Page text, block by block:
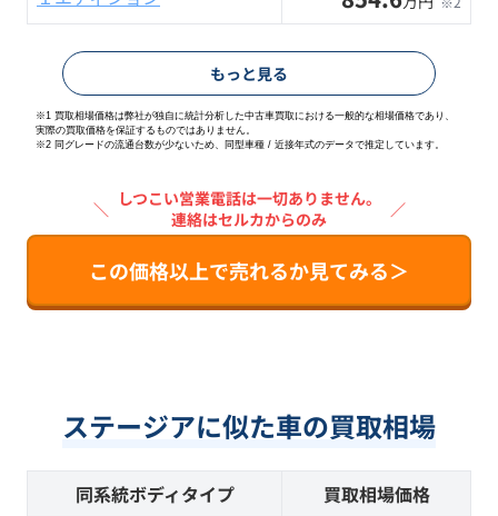
もっと見る
※1 買取相場価格は弊社が独自に統計分析した中古車買取における一般的な相場価格であり、
実際の買取価格を保証するものではありません。
※2 同グレードの流通台数が少ないため、同型車種 / 近接年式のデータで推定しています。
＼ しつこい営業電話は一切ありません。
連絡はセルカからのみ
／
この価格以上で売れるか見てみる＞
ステージアに似た車の買取相場
同系統ボディタイプ 買取相場価格